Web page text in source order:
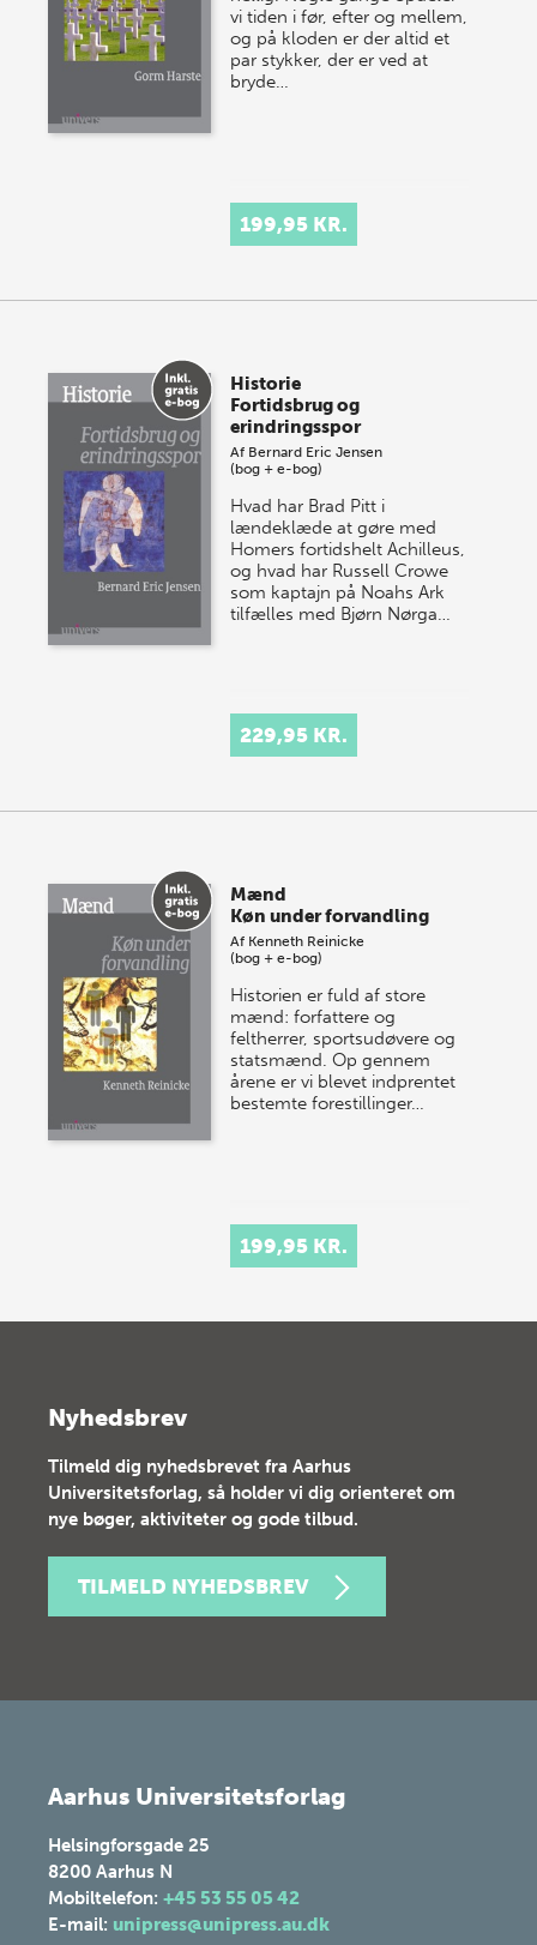
vi tiden i før, efter og mellem,
og på kloden er der altid et
par stykker, der er ved at
bryde…
199,95 KR.
Historie
Fortidsbrug og
erindringsspor
Af Bernard Eric Jensen
(bog + e-bog)
Hvad har Brad Pitt i
lændeklæde at gøre med
Homers fortidshelt Achilleus,
og hvad har Russell Crowe
som kaptajn på Noahs Ark
tilfælles med Bjørn Nørga…
229,95 KR.
Mænd
Køn under forvandling
Af Kenneth Reinicke
(bog + e-bog)
Historien er fuld af store
mænd: forfattere og
feltherrer, sportsudøvere og
statsmænd. Op gennem
årene er vi blevet indprentet
bestemte forestillinger…
199,95 KR.
Nyhedsbrev
Tilmeld dig nyhedsbrevet fra Aarhus
Universitetsforlag, så holder vi dig orienteret om
nye bøger, aktiviteter og gode tilbud.
TILMELD NYHEDSBREV
Aarhus Universitetsforlag
Helsingforsgade 25
8200 Aarhus N
Mobiltelefon: +45 53 55 05 42
E-mail: unipress@unipress.au.dk